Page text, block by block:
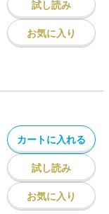
試し読み
お気に入り
カートに入れる
試し読み
お気に入り